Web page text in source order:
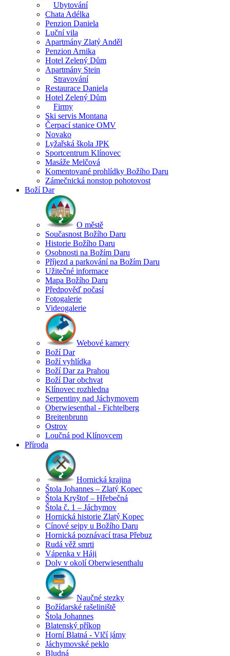
Ubytování
Chata Adélka
Penzion Daniela
Luční vila
Apartmány Zlatý Anděl
Penzion Arnika
Hotel Zelený Dům
Apartmány Stein
Stravování
Restaurace Daniela
Hotel Zelený Dům
Firmy
Ski servis Montana
Čerpací stanice OMV
Novako
Lyžařská škola JPK
Sportcentrum Klínovec
Masáže Melčová
Komentované prohlídky Božího Daru
Zámečnická nonstop pohotovost
Boží Dar
O městě
Současnost Božího Daru
Historie Božího Daru
Osobnosti na Božím Daru
Příjezd a parkování na Božím Daru
Užitečné informace
Mapa Božího Daru
Předpověď počasí
Fotogalerie
Videogalerie
Webové kamery
Boží Dar
Boží vyhlídka
Boží Dar za Prahou
Boží Dar obchvat
Klínovec rozhledna
Serpentiny nad Jáchymovem
Oberwiesenthal - Fichtelberg
Breitenbrunn
Ostrov
Loučná pod Klínovcem
Příroda
Hornická krajina
Štola Johannes – Zlatý Kopec
Štola Kryštof – Hřebečná
Štola č. 1 – Jáchymov
Hornická historie Zlatý Kopec
Cínové sejpy u Božího Daru
Hornická poznávací trasa Přebuz
Rudá věž smrti
Vápenka v Háji
Doly v okolí Oberwiesenthalu
Naučné stezky
Božídarské rašeliniště
Štola Johannes
Blatenský příkop
Horní Blatná - Vlčí jámy
Jáchymovské peklo
Bludná